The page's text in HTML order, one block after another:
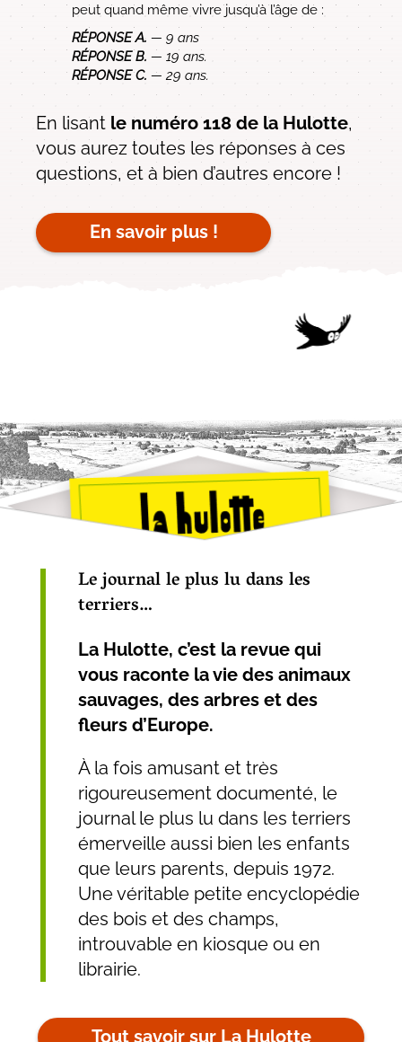
peut quand même vivre jusqu’à l’âge de :
RÉPONSE A. — 9 ans
RÉPONSE B. — 19 ans.
RÉPONSE C. — 29 ans.
En lisant le numéro 118 de la Hulotte,
vous aurez toutes les réponses à ces
questions, et à bien d’autres encore !
En savoir plus !
Le journal le plus lu dans les
terriers…
La Hulotte, c’est la revue qui
vous raconte la vie des animaux
sauvages, des arbres et des
fleurs d’Europe.
À la fois amusant et très
rigoureusement documenté, le
journal le plus lu dans les terriers
émerveille aussi bien les enfants
que leurs parents, depuis 1972.
Une véritable petite encyclopédie
des bois et des champs,
introuvable en kiosque ou en
librairie.
Tout savoir sur La Hulotte